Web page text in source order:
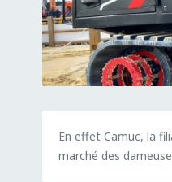
En effet Camuc, la
marché des